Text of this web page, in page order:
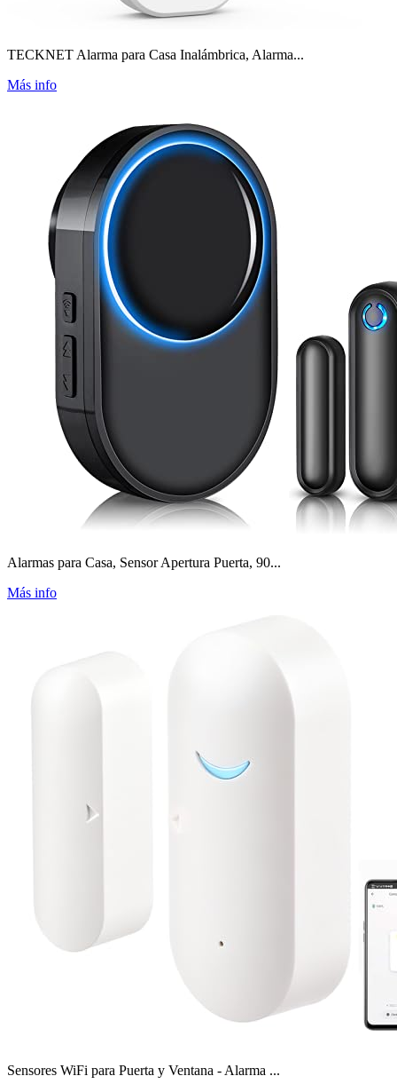
TECKNET Alarma para Casa Inalámbrica, Alarma...
Más info
Alarmas para Casa, Sensor Apertura Puerta, 90...
Más info
Sensores WiFi para Puerta y Ventana - Alarma ...